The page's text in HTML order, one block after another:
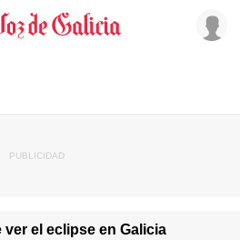
ver el eclipse en Galicia